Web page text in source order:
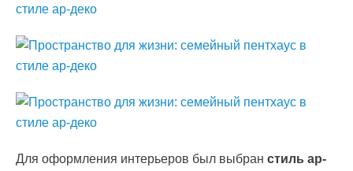
Для оформления интерьеров был выбран стиль ар-